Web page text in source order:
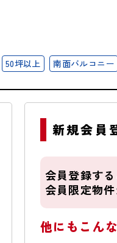
50坪以上 南面バルコニー
新規会員
会員登録す
会員限定物
他にもこん